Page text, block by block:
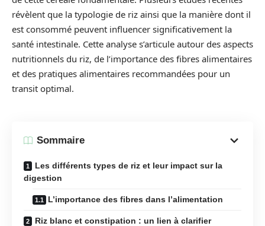
révèlent que la typologie de riz ainsi que la manière dont il
est consommé peuvent influencer significativement la
santé intestinale. Cette analyse s’articule autour des aspects
nutritionnels du riz, de l’importance des fibres alimentaires
et des pratiques alimentaires recommandées pour un
transit optimal.
Sommaire
Les différents types de riz et leur impact sur la
digestion
L’importance des fibres dans l’alimentation
Riz blanc et constipation : un lien à clarifier